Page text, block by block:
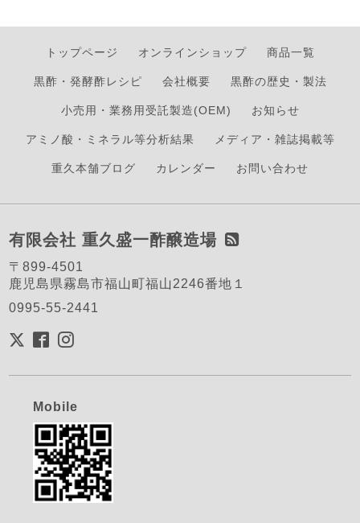
トップページ オンラインショップ 商品一覧
黒酢・発酵酢レシピ 会社概要 黒酢の歴史・製法
小売用・業務用受託製造(OEM) お知らせ
アミノ酸・ミネラル等分析結果 メディア・雑誌掲載等
重久本舗ブログ カレンダー お問い合わせ
有限会社 重久盛一酢醸造場
〒899-4501
鹿児島県霧島市福山町福山2246番地１
0995-55-2441
Mobile